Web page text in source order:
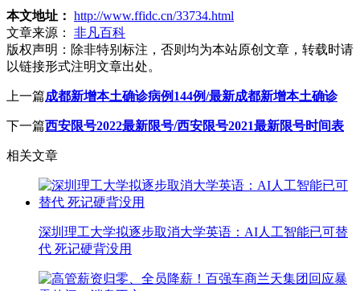
本文地址： http://www.ffidc.cn/33734.html
文章来源：
非凡百科
版权声明： 除非特别标注，否则均为本站原创文章，转载时请
以链接形式注明文章出处。
上一篇成都新增本土确诊病例144例/最新成都新增本土确诊
下一篇西安限号2022最新限号/西安限号2021最新限号时间表
相关文章
深圳理工大学拟逐步取消大学英语：AI人工智能已可替
代 死记硬背没用